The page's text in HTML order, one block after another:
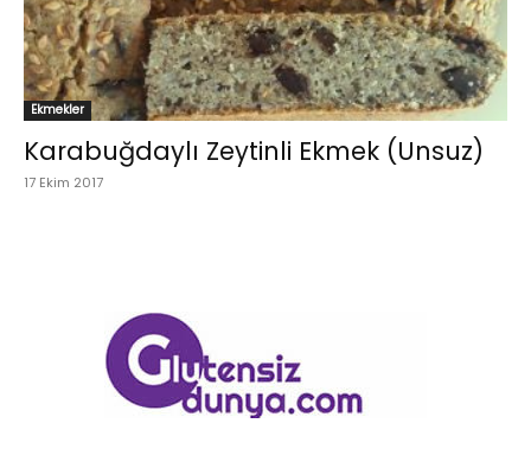
Ekmekler
Karabuğdaylı Zeytinli Ekmek (Unsuz)
17 Ekim 2017